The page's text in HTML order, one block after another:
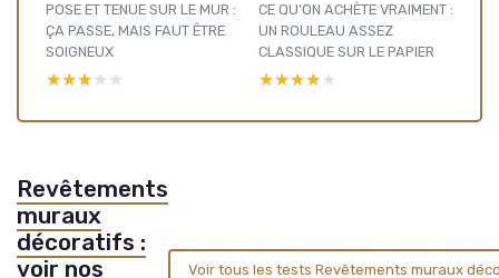
POSE ET TENUE SUR LE MUR :
ÇA PASSE, MAIS FAUT ÊTRE
SOIGNEUX
★★★★★
★★★★★
CE QU’ON ACHÈTE VRAIMENT :
UN ROULEAU ASSEZ
CLASSIQUE SUR LE PAPIER
★★★★★
★★★★★
Revêtements
muraux
décoratifs :
voir nos
Voir tous les tests Revêtements muraux